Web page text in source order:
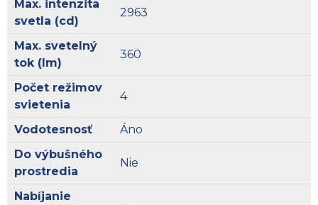
Max. intenzita
svetla (cd)
2963
Max. svetelný
tok (lm)
360
Počet režimov
svietenia
4
Vodotesnosť
Áno
Do výbušného
prostredia
Nie
Nabíjanie